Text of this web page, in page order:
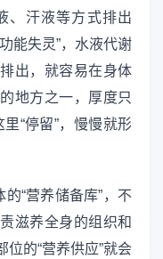
、汗液等方式排出
能失灵”，水液代谢
出，就容易在身体
地方之一，厚度只
“停留”，慢慢就形
“营养储备库”，不
滋养全身的组织和
的“营养供应”就会